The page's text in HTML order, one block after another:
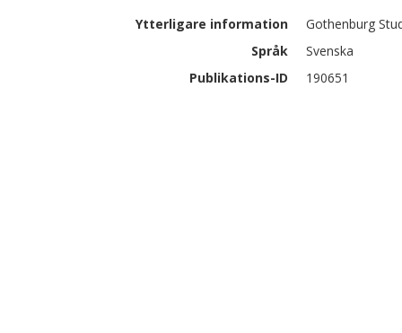
Ytterligare information
Gothenburg
Språk
Svenska
Publikations-ID
190651